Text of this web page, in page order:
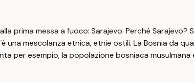
messa a fuoco: Sarajevo. Perché Sarajevo?
mescolanza etnica, etnie ostili. La Bosnia da
per esempio, la popolazione bosniaca